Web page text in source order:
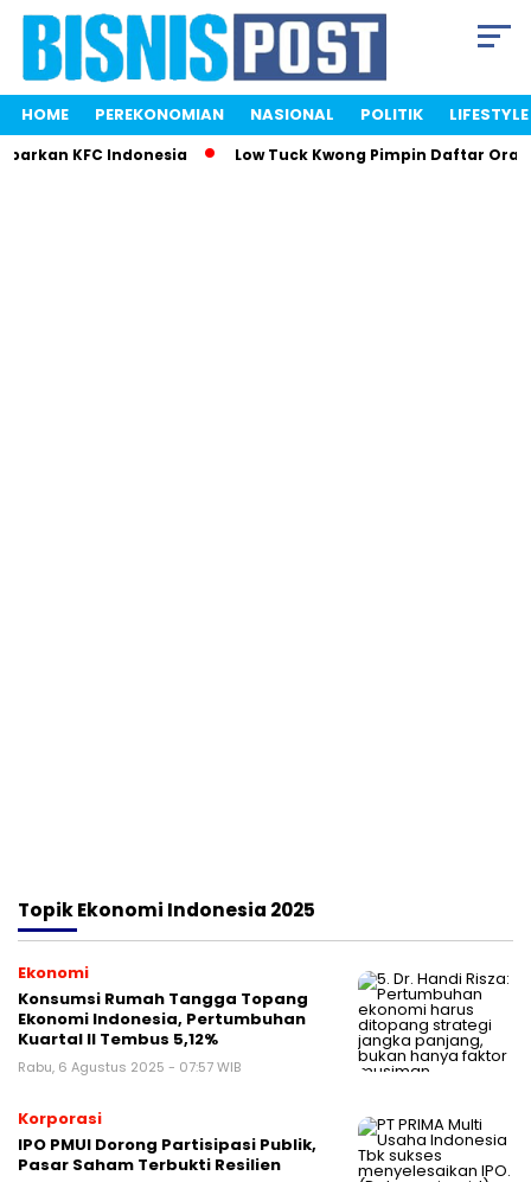
HOME PEREKONOMIAN NASIONAL POLITIK LIFESTYLE
KFC Indonesia Low Tuck Kwong Pimpin Daftar
TopikEkonomi Indonesia 2025
Ekonomi
Konsumsi Rumah Tangga Topang
Ekonomi Indonesia, Pertumbuhan
Kuartal II Tembus 5,12%
Rabu, 6 Agustus 2025 - 07:57 WIB
Korporasi
IPO PMUI Dorong Partisipasi Publik,
Pasar Saham Terbukti Resilien